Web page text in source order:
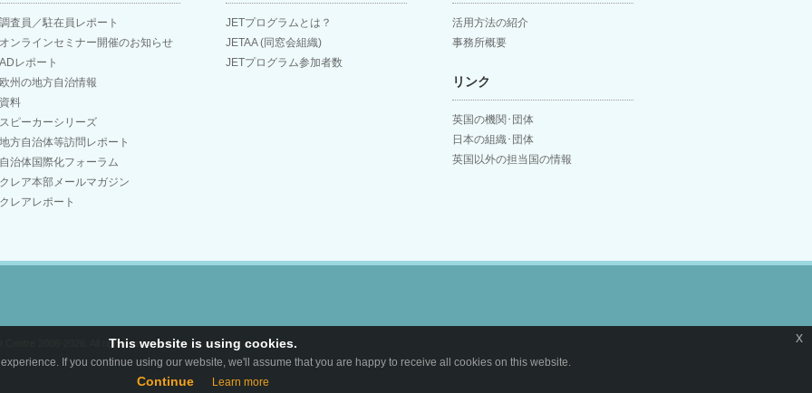
調査員／駐在員レポート
オンラインセミナー開催のお知らせ
ADレポート
欧州の地方自治情報
資料
スピーカーシリーズ
地方自治体等訪問レポート
自治体国際化フォーラム
クレア本部メールマガジン
クレアレポート
JETプログラムとは？
JETAA (同窓会組織)
JETプログラム参加者数
活用方法の紹介
事務所概要
リンク
英国の機関･団体
日本の組織･団体
英国以外の担当国の情報
2008-2026. All rights reserved.This website is using cookies.
If you continue using our website, we'll assume that you are happy to receive all cookies on this website.
Continue Learn more
x